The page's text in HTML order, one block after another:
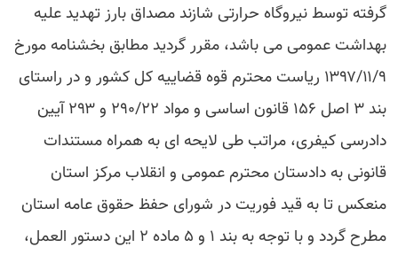
گرفته توسط نیروگاه حرارتی شازند مصداق بارز تهدید علیه
بهداشت عمومی می باشد، مقرر گردید مطابق بخشنامه مورخ
۱۳۹۷/۱۱/۹ ریاست محترم قوه قضاییه کل کشور و در راستای
بند ۳ اصل ۱۵۶ قانون اساسی و مواد ۲۹۰/۲۲ و ۲۹۳ آیین
دادرسی کیفری، مراتب طی لایحه ای به همراه مستندات
قانونی به دادستان محترم عمومی و انقلاب مرکز استان
منعکس تا به قید فوریت در شورای حفظ حقوق عامه استان
مطرح گردد و با توجه به بند ۱ و ۵ ماده ۲ این دستور العمل،